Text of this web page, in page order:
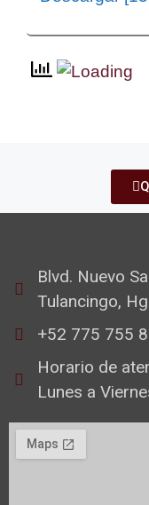
Blvd. Nuevo
Tulancingo,
+52 775 755
Horario de
Lunes a